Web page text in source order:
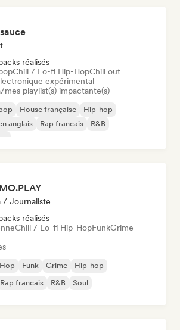
réalisés
Chill / Lo-fi Hip-HopChill out
expérimental
playlist(s) impactante(s)
House française
Hip-hop
anglais Rap francais
R&B
/ Journaliste
réalisés
Chill / Lo-fi Hip-HopFunkGrime
Funk Grime
Hip-hop
Rap francais R&B Soul